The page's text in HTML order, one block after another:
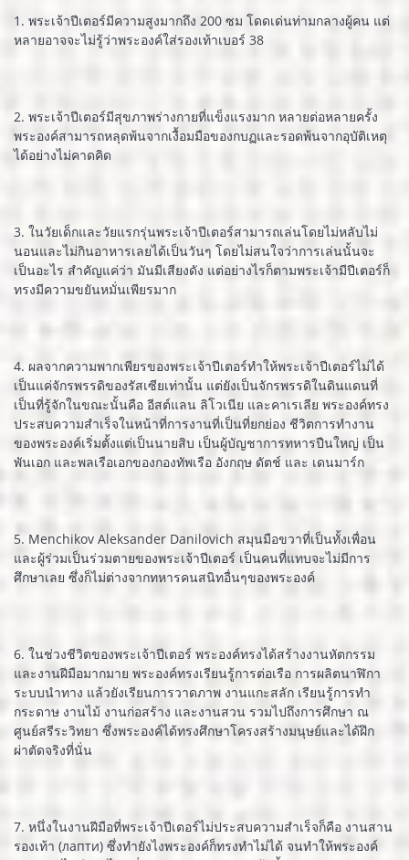
1. พระเจ้าปีเตอร์มีความสูงมากถึง 200 ซม โดดเด่นท่ามกลางผู้คน แต่
หลายอาจจะไม่รู้ว่าพระองค์ใส่รองเท้าเบอร์ 38
2. พระเจ้าปีเตอร์มีสุขภาพร่างกายที่แข็งแรงมาก หลายต่อหลายครั้ง
พระองค์สามารถหลุดพ้นจากเงื้อมมือของกบฏและรอดพ้นจากอุบัติเหตุ
ได้อย่างไม่คาดคิด
3. ในวัยเด็กและวัยแรกรุ่นพระเจ้าปีเตอร์สามารถเล่นโดยไม่หลับไม่
นอนและไม่กินอาหารเลยได้เป็นวันๆ โดยไม่สนใจว่าการเล่นนั้นจะ
เป็นอะไร สำคัญแค่ว่า มันมีเสียงดัง แต่อย่างไรก็ตามพระเจ้ามีปีเตอร์ก็
ทรงมีความขยันหมั่นเพียรมาก
4. ผลจากความพากเพียรของพระเจ้าปีเตอร์ทำให้พระเจ้าปีเตอร์ไม่ได้
เป็นแค่จักรพรรดิของรัสเซียเท่านั้น แต่ยังเป็นจักรพรรดิในดินแดนที่
เป็นที่รู้จักในขณะนั้นคือ อีสต์แลน ลิโวเนีย และคาเรเลีย พระองค์ทรง
ประสบความสำเร็จในหน้าที่การงานที่เป็นที่ยกย่อง ชีวิตการทำงาน
ของพระองค์เริ่มตั้งแต่เป็นนายสิบ เป็นผู้บัญชาการทหารปืนใหญ่ เป็น
พันเอก และพลเรือเอกของกองทัพเรือ อังกฤษ ดัตช์ และ เดนมาร์ก
5. Menchikov Aleksander Danilovich สมุนมือขวาที่เป็นทั้งเพื่อน
และผู้ร่วมเป็นร่วมตายของพระเจ้าปีเตอร์ เป็นคนที่แทบจะไม่มีการ
ศึกษาเลย ซึ่งก็ไม่ต่างจากทหารคนสนิทอื่นๆของพระองค์
6. ในช่วงชีวิตของพระเจ้าปีเตอร์ พระองค์ทรงได้สร้างงานหัตกรรม
และงานฝีมือมากมาย พระองค์ทรงเรียนรู้การต่อเรือ การผลิตนาฬิกา
ระบบนำทาง แล้วยังเรียนการวาดภาพ งานแกะสลัก เรียนรู้การทำ
กระดาษ งานไม้ งานก่อสร้าง และงานสวน รวมไปถึงการศึกษา ณ
ศูนย์สรีระวิทยา ซึ่งพระองค์ได้ทรงศึกษาโครงสร้างมนุษย์และได้ฝึก
ผ่าตัดจริงที่นั่น
7. หนึ่งในงานฝีมือที่พระเจ้าปีเตอร์ไม่ประสบความสำเร็จก็คือ งานสาน
รองเท้า (лапти) ซึ่งทำยังไงพระองค์ก็ทรงทำไม่ได้ จนทำให้พระองค์